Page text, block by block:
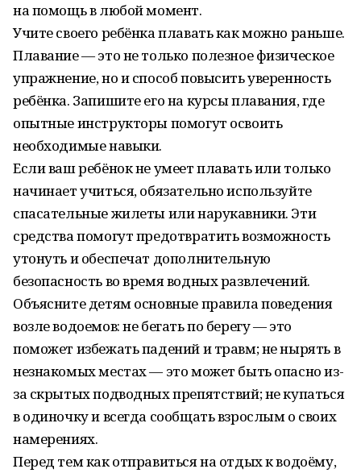
на помощь в любой момент.
Учите своего ребёнка плавать как можно раньше.
Плавание — это не только полезное физическое
упражнение, но и способ повысить уверенность
ребёнка. Запишите его на курсы плавания, где
опытные инструкторы помогут освоить
необходимые навыки.
Если ваш ребёнок не умеет плавать или только
начинает учиться, обязательно используйте
спасательные жилеты или нарукавники. Эти
средства помогут предотвратить возможность
утонуть и обеспечат дополнительную
безопасность во время водных развлечений.
Объясните детям основные правила поведения
возле водоемов: не бегать по берегу — это
поможет избежать падений и травм; не нырять в
незнакомых местах — это может быть опасно из-
за скрытых подводных препятствий; не купаться
в одиночку и всегда сообщать взрослым о своих
намерениях.
Перед тем как отправиться на отдых к водоёму,